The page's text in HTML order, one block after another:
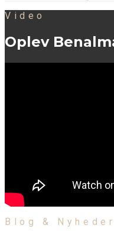
Video
Oplev
Blog & Nyheder